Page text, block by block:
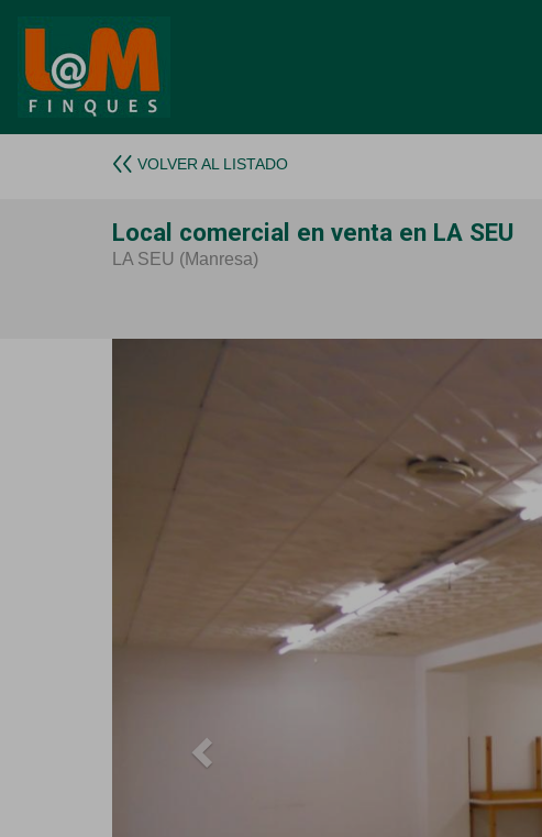
VOLVER AL LISTADO
Local comercial en venta en LA SEU
LA SEU (Manresa)